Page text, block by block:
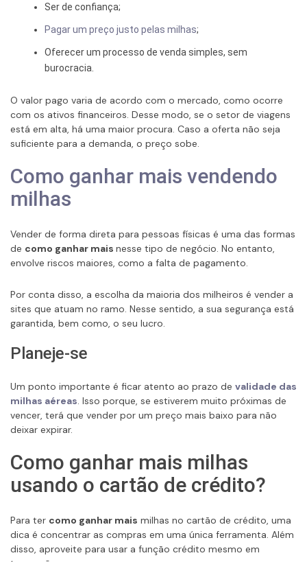
Ser de confiança;
Pagar um preço justo pelas milhas;
Oferecer um processo de venda simples, sem
burocracia.
O valor pago varia de acordo com o mercado, como ocorre
com os ativos financeiros. Desse modo, se o setor de viagens
está em alta, há uma maior procura. Caso a oferta não seja
suficiente para a demanda, o preço sobe.
Como ganhar mais vendendo
milhas
Vender de forma direta para pessoas físicas é uma das formas
de como ganhar mais nesse tipo de negócio. No entanto,
envolve riscos maiores, como a falta de pagamento.
Por conta disso, a escolha da maioria dos milheiros é vender a
sites que atuam no ramo. Nesse sentido, a sua segurança está
garantida, bem como, o seu lucro.
Planeje-se
Um ponto importante é ficar atento ao prazo de validade das
milhas aéreas . Isso porque, se estiverem muito próximas de
vencer, terá que vender por um preço mais baixo para não
deixar expirar.
Como ganhar mais milhas
usando o cartão de crédito?
Para ter como ganhar mais milhas no cartão de crédito, uma
dica é concentrar as compras em uma única ferramenta. Além
disso, aproveite para usar a função crédito mesmo em